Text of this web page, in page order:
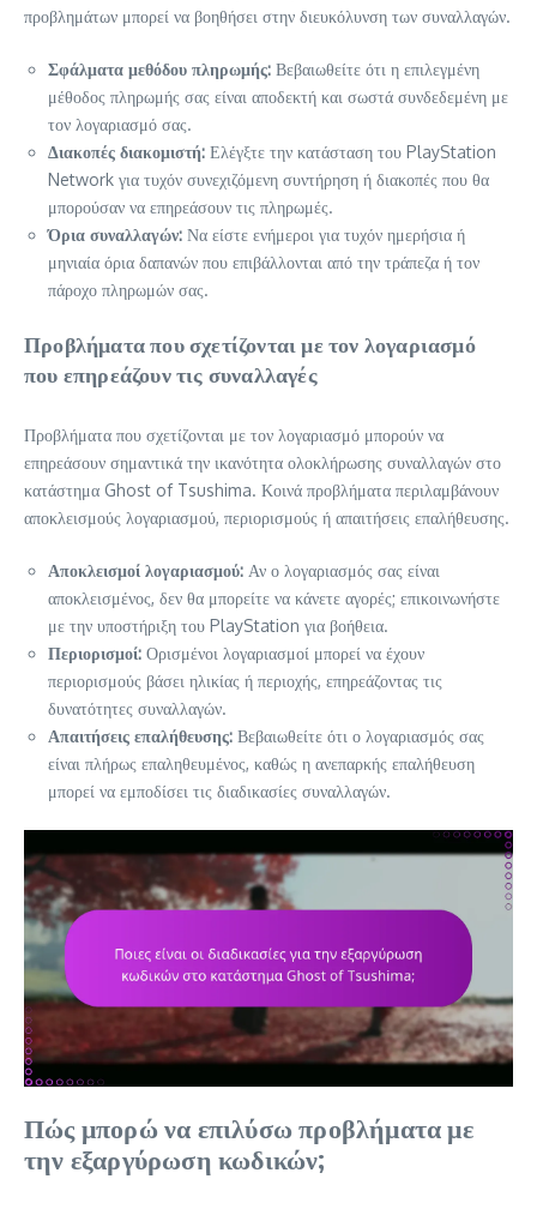
προβλημάτων μπορεί να βοηθήσει στην διευκόλυνση των συναλλαγών.
Σφάλματα μεθόδου πληρωμής: Βεβαιωθείτε ότι η επιλεγμένη
μέθοδος πληρωμής σας είναι αποδεκτή και σωστά συνδεδεμένη με
τον λογαριασμό σας.
Διακοπές διακομιστή: Ελέγξτε την κατάσταση του PlayStation
Network για τυχόν συνεχιζόμενη συντήρηση ή διακοπές που θα
μπορούσαν να επηρεάσουν τις πληρωμές.
Όρια συναλλαγών: Να είστε ενήμεροι για τυχόν ημερήσια ή
μηνιαία όρια δαπανών που επιβάλλονται από την τράπεζα ή τον
πάροχο πληρωμών σας.
Προβλήματα που σχετίζονται με τον λογαριασμό
που επηρεάζουν τις συναλλαγές
Προβλήματα που σχετίζονται με τον λογαριασμό μπορούν να
επηρεάσουν σημαντικά την ικανότητα ολοκλήρωσης συναλλαγών στο
κατάστημα Ghost of Tsushima. Κοινά προβλήματα περιλαμβάνουν
αποκλεισμούς λογαριασμού, περιορισμούς ή απαιτήσεις επαλήθευσης.
Αποκλεισμοί λογαριασμού: Αν ο λογαριασμός σας είναι
αποκλεισμένος, δεν θα μπορείτε να κάνετε αγορές; επικοινωνήστε
με την υποστήριξη του PlayStation για βοήθεια.
Περιορισμοί: Ορισμένοι λογαριασμοί μπορεί να έχουν
περιορισμούς βάσει ηλικίας ή περιοχής, επηρεάζοντας τις
δυνατότητες συναλλαγών.
Απαιτήσεις επαλήθευσης: Βεβαιωθείτε ότι ο λογαριασμός σας
είναι πλήρως επαληθευμένος, καθώς η ανεπαρκής επαλήθευση
μπορεί να εμποδίσει τις διαδικασίες συναλλαγών.
Πώς μπορώ να επιλύσω προβλήματα με
την εξαργύρωση κωδικών;